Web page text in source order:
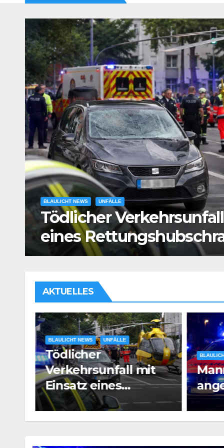
BLAULICHT NEWS
Mann vor Café
AKTUELLES
BLAULICHT NEWS
Mann vor Café
angeschossen
PM3